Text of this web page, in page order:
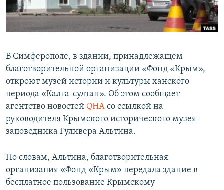
ПОБЕДИТЕЛЕЙ НЕ СУДЯТ?
КРЫМ.НЕПОКОРЕННЫЙ
УКРАИНСКАЯ ПРОБЛЕМА КРЫМА
ПРИСОЕДИНЯЙТЕСЬ!
Все сайты RFE/RL
В Симферополе, в здании, принадлежащем
благотворительной организации «Фонд «Крым»,
откроют музей истории и культуры ханского
периода «Калга-султан». Об этом сообщает
агентство новостей QHA со ссылкой на
руководителя Крымского исторического музея-
заповедника Гуливера Альтина.
По словам, Альтина, благотворительная
организация «Фонд «Крым» передала здание в
бесплатное пользование Крымскому